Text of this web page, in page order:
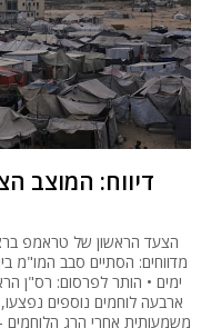
דיווח: המוצב
מדווחים: הסתיים סבב המו"מ
ימים • הותר לפרסום: רס"ן
ארבעה לוחמים נוספים
משמעותית אחרי הרג